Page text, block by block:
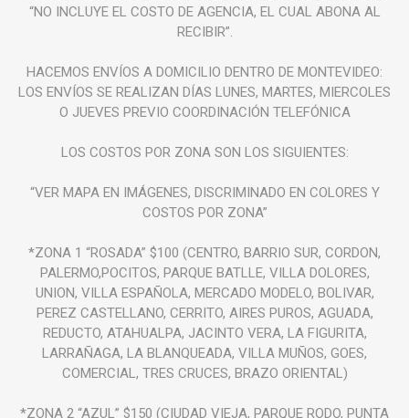
“NO INCLUYE EL COSTO DE AGENCIA, EL CUAL ABONA AL
RECIBIR”.
HACEMOS ENVÍOS A DOMICILIO DENTRO DE MONTEVIDEO:
LOS ENVÍOS SE REALIZAN DÍAS LUNES, MARTES, MIERCOLES
O JUEVES PREVIO COORDINACIÓN TELEFÓNICA
LOS COSTOS POR ZONA SON LOS SIGUIENTES:
“VER MAPA EN IMÁGENES, DISCRIMINADO EN COLORES Y
COSTOS POR ZONA”
*ZONA 1 “ROSADA” $100 (CENTRO, BARRIO SUR, CORDON,
PALERMO,POCITOS, PARQUE BATLLE, VILLA DOLORES,
UNION, VILLA ESPAÑOLA, MERCADO MODELO, BOLIVAR,
PEREZ CASTELLANO, CERRITO, AIRES PUROS, AGUADA,
REDUCTO, ATAHUALPA, JACINTO VERA, LA FIGURITA,
LARRAÑAGA, LA BLANQUEADA, VILLA MUÑOS, GOES,
COMERCIAL, TRES CRUCES, BRAZO ORIENTAL)
*ZONA 2 “AZUL” $150 (CIUDAD VIEJA, PARQUE RODO, PUNTA